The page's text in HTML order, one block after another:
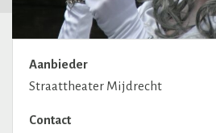
Aanbieder
Straattheater Mijdrecht
Contact